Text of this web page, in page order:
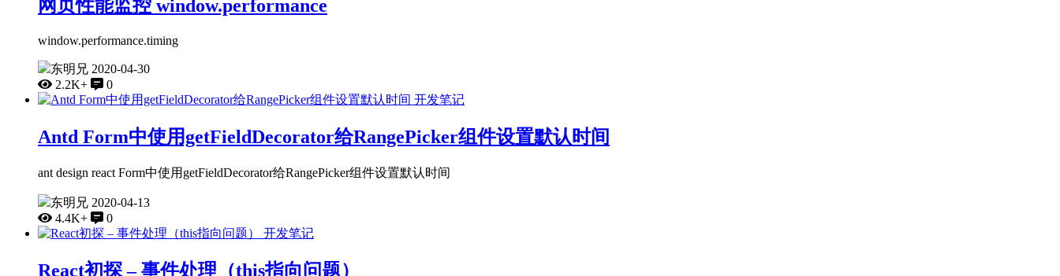
网页性能监控 window.performance
window.performance.timing
东明兄 2020-04-30
2.2K+
0
开发笔记
Antd Form中使用getFieldDecorator给RangePicker组件设置默认时间
ant design react Form中使用getFieldDecorator给RangePicker组件设置默认时间
东明兄 2020-04-13
4.4K+
0
开发笔记
React初探 – 事件处理（this指向问题）